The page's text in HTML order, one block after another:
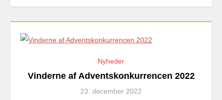
Nyheder
Vinderne af Adventskonkurrencen 2022
23. december 2022